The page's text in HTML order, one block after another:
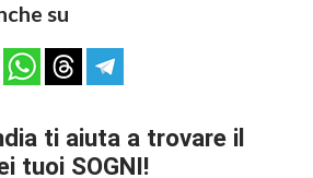
su
ti aiuta a trovare il
tuoi SOGNI!